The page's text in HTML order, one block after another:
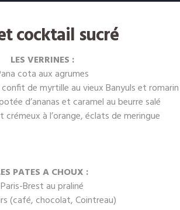
cocktail sucré
LES VERRINES :
cota aux agrumes
de myrtille au vieux Banyuls et romarin
d’ananas et caramel au beurre salé
à l’orange, éclats de meringue
PATES A CHOUX :
Paris-Brest au praliné
(café, chocolat, Cointreau)